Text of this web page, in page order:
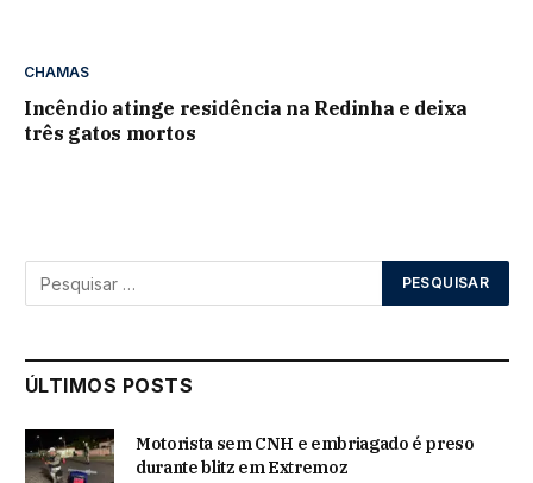
CHAMAS
Incêndio atinge residência na Redinha e deixa
três gatos mortos
ÚLTIMOS POSTS
Motorista sem CNH e embriagado é preso
durante blitz em Extremoz